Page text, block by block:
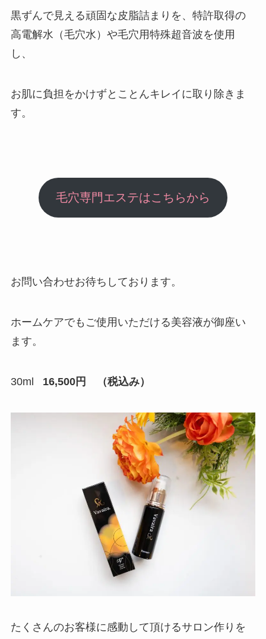
黒ずんで見える頑固な皮脂詰まりを、特許取得の
高電解水（毛穴水）や毛穴用特殊超音波を使用
し、
お肌に負担をかけずとことんキレイに取り除きま
す。
毛穴専門エステはこちらから
お問い合わせお待ちしております。
ホームケアでもご使用いただける美容液が御座い
ます。
30ml 16,500円 （税込み）
たくさんのお客様に感動して頂けるサロン作りを